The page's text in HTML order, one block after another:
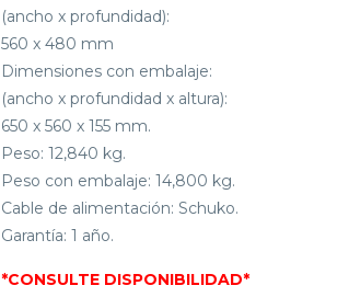
(ancho x profundidad):
560 x 480 mm
Dimensiones con embalaje:
(ancho x profundidad x altura):
650 x 560 x 155 mm.
Peso: 12,840 kg.
Peso con embalaje: 14,800 kg.
Cable de alimentación: Schuko.
Garantía: 1 año.
*CONSULTE DISPONIBILIDAD*